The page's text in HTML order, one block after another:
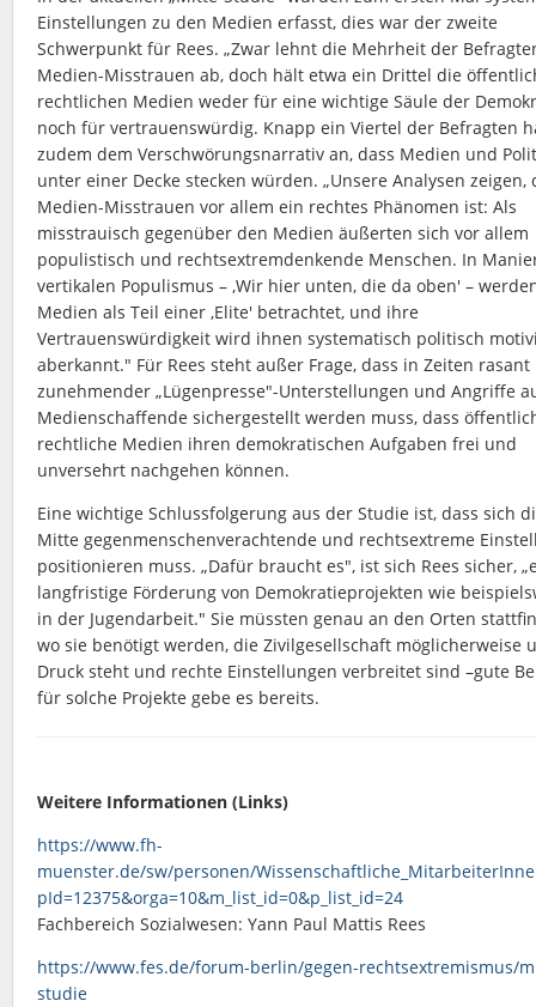
Einstellungen zu den Medien erfasst, dies war der zweite
Schwerpunkt für Rees. „Zwar lehnt die Mehrheit der
Medien-Misstrauen ab, doch hält etwa ein Drittel die
rechtlichen Medien weder für eine wichtige Säule der
noch für vertrauenswürdig. Knapp ein Viertel der Befragten
zudem dem Verschwörungsnarrativ an, dass Medien und
unter einer Decke stecken würden. „Unsere Analysen zeigen,
Medien-Misstrauen vor allem ein rechtes Phänomen ist: Als
misstrauisch gegenüber den Medien äußerten sich vor allem
populistisch und rechtsextremdenkende Menschen. In
vertikalen Populismus – ‚Wir hier unten, die da oben' –
Medien als Teil einer ‚Elite' betrachtet, und ihre
Vertrauenswürdigkeit wird ihnen systematisch politisch
aberkannt." Für Rees steht außer Frage, dass in Zeiten rasant
zunehmender „Lügenpresse"-Unterstellungen und Angriffe
Medienschaffende sichergestellt werden muss, dass
rechtliche Medien ihren demokratischen Aufgaben frei und
unversehrt nachgehen können.
Eine wichtige Schlussfolgerung aus der Studie ist, dass sich
Mitte gegenmenschenverachtende und rechtsextreme
positionieren muss. „Dafür braucht es", ist sich Rees sicher,
langfristige Förderung von Demokratieprojekten wie
in der Jugendarbeit." Sie müssten genau an den Orten
wo sie benötigt werden, die Zivilgesellschaft möglicherweise
Druck steht und rechte Einstellungen verbreitet sind –gute
für solche Projekte gebe es bereits.
Weitere Informationen (Links)
https://www.fh-
muenster.de/sw/personen/
pId=12375&orga=10&m_list_id=0&p_list_id=24
Fachbereich Sozialwesen: Yann Paul Mattis Rees
https://www.fes.de/forum-berlin/gegen-rechtsextremismus/
studie